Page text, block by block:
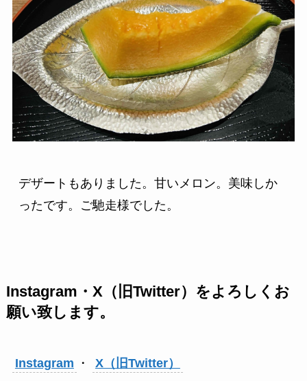
デザートもありました。甘いメロン。美味しか
ったです。ご馳走様でした。
Instagram・X（旧Twitter）をよろしくお
願い致します。
Instagram ・ X（旧Twitter）